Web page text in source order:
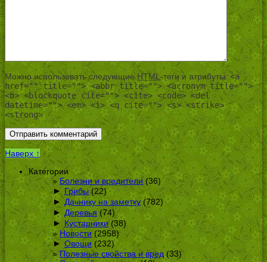
Можно использовать следующиеHTML-теги и атрибуты:<a
href="" title=""> <abbr title=""> <acronym title="">
<b> <blockquote cite=""> <cite> <code> <del
datetime=""> <em> <i> <q cite=""> <s> <strike>
<strong>
Наверх ↑
Категории
Болезни и вредители(36)
► Грибы(22)
► Дачнику на заметку(782)
► Деревья(74)
► Кустарники(38)
Новости(2958)
► Овощи (232)
Полезные свойства и вред(33)